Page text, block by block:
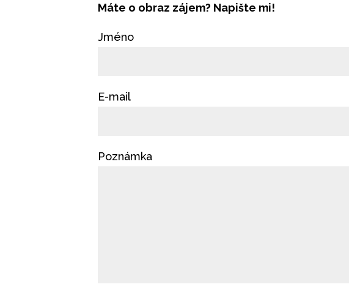
Máte o obraz zájem? Napište mi!
Jméno
E-mail
Poznámka